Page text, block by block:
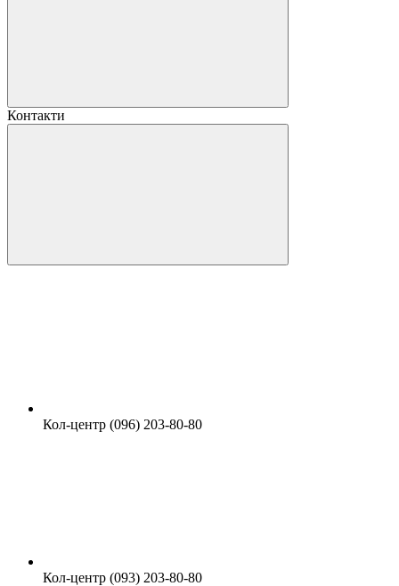
Контакти
Кол-центр (096) 203-80-80
Кол-центр (093) 203-80-80